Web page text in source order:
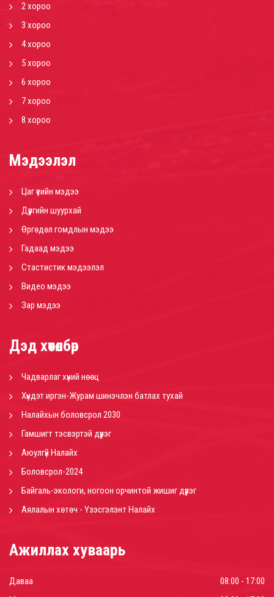
2 хороо
3 хороо
4 хороо
5 хороо
6 хороо
7 хороо
8 хороо
Мэдээлэл
Цаг үеийн мэдээ
Дүүргийн шуурхай
Өргөдөл гомдлын мэдээ
Гадаад мэдээ
Стастистик мэдээлэл
Видео мэдээ
Зар мэдээ
Дэд хөтөлбөр
Чадварлаг хүний нөөц
Хүндэт иргэн-Журам шинэчлэн батлах тухай
Налайхын боловсрол 2030
Гамшигт тэсвэртэй дүүрэг
Аюулгүй Налайх
Боловсрол-2024
Байгаль-экологи, ногоон орчинтой жишиг дүүрэг
Аялалын хөтөч - Үзэсгэлэнт Налайх
Ажиллах хуваарь
Даваа
08:00 - 17:00